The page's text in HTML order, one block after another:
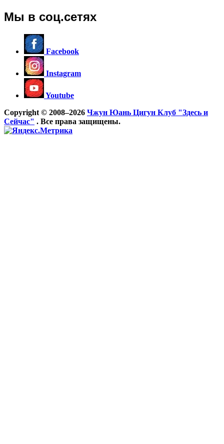
Мы в соц.сетях
Facebook
Instagram
Youtube
Copyright © 2008–2026 Чжун Юань Цигун Клуб "Здесь и
Сейчас" . Все права защищены.